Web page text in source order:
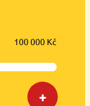
+
100 000 Kč